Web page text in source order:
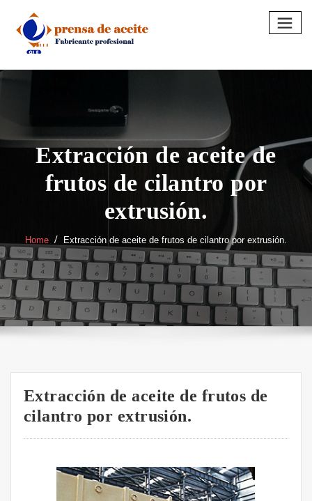
content
Extracción de aceite de
frutos de cilantro por
extrusión.
Home Extracción de aceite de frutos de cilantro por extrusión.
Extracción de aceite de frutos de
cilantro por extrusión.